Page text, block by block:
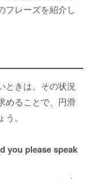
フレーズを紹介し
ときは、その状況
めることで、円滑
。
you please speak